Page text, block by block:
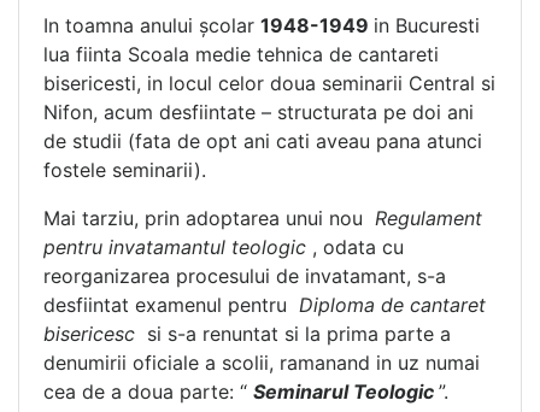
In toamna anului școlar 1948-1949 in Bucuresti
lua fiinta Scoala medie tehnica de cantareti
bisericesti, in locul celor doua seminarii Central si
Nifon, acum desfiintate – structurata pe doi ani
de studii (fata de opt ani cati aveau pana atunci
fostele seminarii).
Mai tarziu, prin adoptarea unui nou Regulament
pentru invatamantul teologic , odata cu
reorganizarea procesului de invatamant, s-a
desfiintat examenul pentru Diploma de cantaret
bisericesc si s-a renuntat si la prima parte a
denumirii oficiale a scolii, ramanand in uz numai
cea de a doua parte: “ Seminarul Teologic ”.